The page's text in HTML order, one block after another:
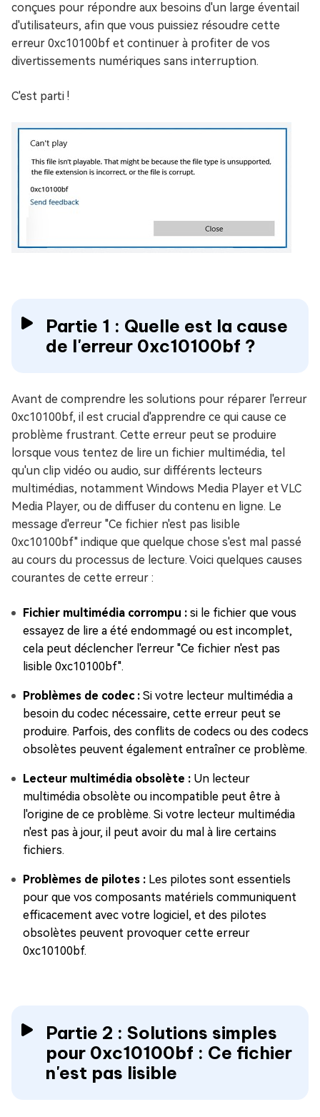
conçues pour répondre aux besoins d'un large éventail
d'utilisateurs, afin que vous puissiez résoudre cette
erreur 0xc10100bf et continuer à profiter de vos
divertissements numériques sans interruption.
C'est parti !
Partie 1 : Quelle est la cause
de l'erreur 0xc10100bf ?
Avant de comprendre les solutions pour réparer l'erreur
0xc10100bf, il est crucial d'apprendre ce qui cause ce
problème frustrant. Cette erreur peut se produire
lorsque vous tentez de lire un fichier multimédia, tel
qu'un clip vidéo ou audio, sur différents lecteurs
multimédias, notamment Windows Media Player et VLC
Media Player, ou de diffuser du contenu en ligne. Le
message d'erreur "Ce fichier n'est pas lisible
0xc10100bf" indique que quelque chose s'est mal passé
au cours du processus de lecture. Voici quelques causes
courantes de cette erreur :
Fichier multimédia corrompu : si le fichier que vous
essayez de lire a été endommagé ou est incomplet,
cela peut déclencher l'erreur "Ce fichier n'est pas
lisible 0xc10100bf".
Problèmes de codec : Si votre lecteur multimédia a
besoin du codec nécessaire, cette erreur peut se
produire. Parfois, des conflits de codecs ou des codecs
obsolètes peuvent également entraîner ce problème.
Lecteur multimédia obsolète : Un lecteur
multimédia obsolète ou incompatible peut être à
l'origine de ce problème. Si votre lecteur multimédia
n'est pas à jour, il peut avoir du mal à lire certains
fichiers.
Problèmes de pilotes : Les pilotes sont essentiels
pour que vos composants matériels communiquent
efficacement avec votre logiciel, et des pilotes
obsolètes peuvent provoquer cette erreur
0xc10100bf.
Partie 2 : Solutions simples
pour 0xc10100bf : Ce fichier
n'est pas lisible